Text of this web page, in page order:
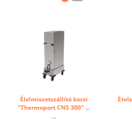
Élelmiszetszállító kocsi
"Thermoport CNS 300" ...
...